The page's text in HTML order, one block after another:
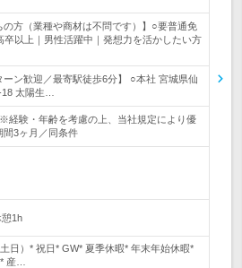
の方（業種や商材は不問です）】○要普通免
卒以上｜男性活躍中｜発想力を活かしたい方
ーン歓迎／最寄駅徒歩6分】 ○本社 宮城県仙
太陽生…
経験・年齢を考慮の上、当社規定により優
3ヶ月／同条件
1h
日）* 祝日* GW* 夏季休暇* 年末年始休暇*
産…